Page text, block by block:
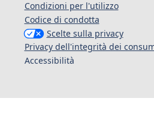
Condizioni per l'utilizzo
Codice di condotta
Scelte sulla privacy
Privacy dell'integrità dei
Accessibilità